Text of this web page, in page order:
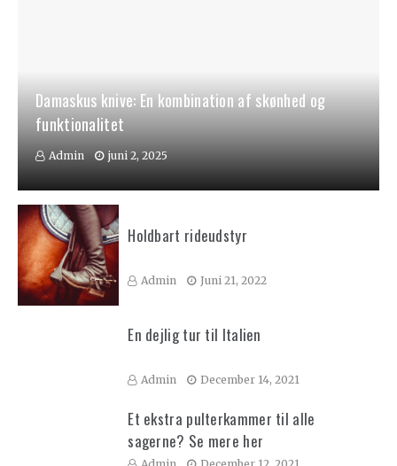
Damaskus knive: En kombination af skønhed og
funktionalitet
Admin juni 2, 2025
Holdbart rideudstyr
Admin Juni 21, 2022
En dejlig tur til Italien
Admin December 14, 2021
Et ekstra pulterkammer til alle
sagerne? Se mere her